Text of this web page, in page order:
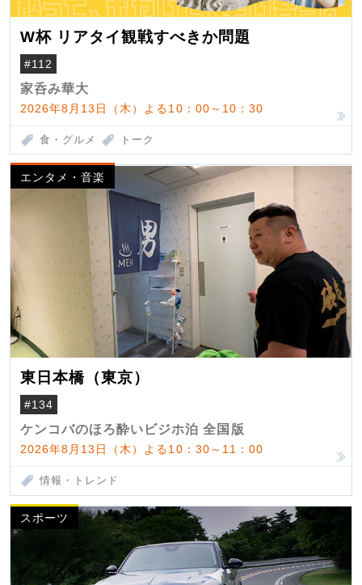
W杯 リアタイ観戦すべきか問題
#112
家呑み華大
2026年8月13日（木）よる10：00～10：30
食・グルメ トーク
エンタメ・音楽
東日本橋（東京）
#134
ケンコバのほろ酔いビジホ泊 全国版
2026年8月13日（木）よる10：30～11：00
情報・トレンド
スポーツ